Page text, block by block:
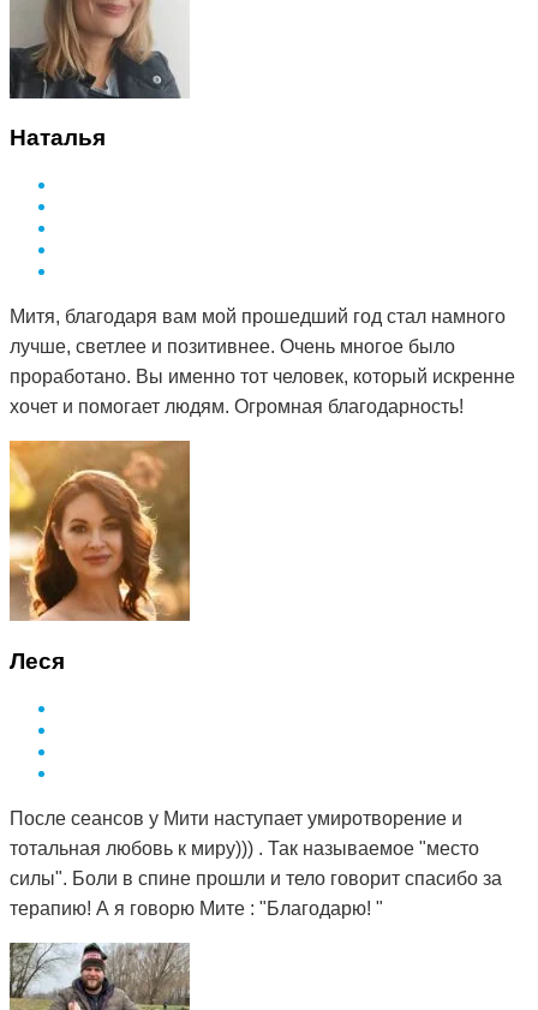
Наталья
Митя, благодаря вам мой прошедший год стал намного
лучше, светлее и позитивнее. Очень многое было
проработано. Вы именно тот человек, который искренне
хочет и помогает людям. Огромная благодарность!
Леся
После сеансов у Мити наступает умиротворение и
тотальная любовь к миру))) . Так называемое "место
силы". Боли в спине прошли и тело говорит спасибо за
терапию! А я говорю Мите : "Благодарю! "